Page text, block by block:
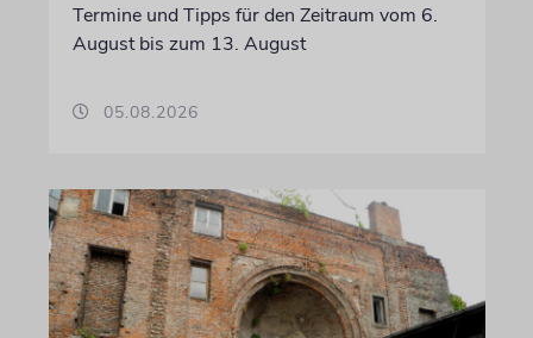
Termine und Tipps für den Zeitraum vom 6.
August bis zum 13. August
05.08.2026